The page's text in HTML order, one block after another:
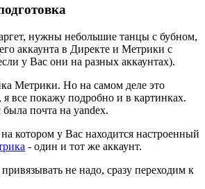
нужны небольшие танцы с бубном,
аккаунта в Директе и Метрики с
у Вас они на разных аккаунтах).
Метрики. Но на самом деле это
все покажу подробно и в картинках.
почта на yandex.
котором у Вас находится настроенный
- один и тот же аккаунт.
не надо, сразу переходим к